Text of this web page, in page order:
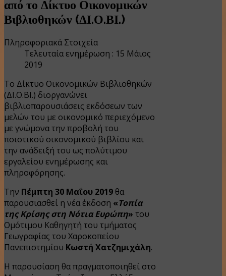
από το Δίκτυο Οικονομικών
Βιβλιοθηκών (ΔΙ.Ο.ΒΙ.)
Πληροφοριακά Στοιχεία
Τελευταία ενημέρωση : 15 Μάιος
2019
Το Δίκτυο Οικονομικών Βιβλιοθηκών
(ΔΙ.Ο.ΒΙ.) διοργανώνει
βιβλιοπαρουσιάσεις εκδόσεων των
μελών του με οικονομικό περιεχόμενο
με γνώμονα την προβολή του
ποιοτικού οικονομικού βιβλίου και
την ανάδειξή του ως πολύτιμου
εργαλείου ενημέρωσης και
πληροφόρησης.
Tην Πέμπτη 30 Μαΐου 2019 θα
παρουσιασθεί η νέα έκδοση «Τοπία
της Κρίσης στη Νότια Ευρώπη» του
Ομότιμου Καθηγητή του τμήματος
Γεωγραφίας του Χαροκοπείου
Πανεπιστημίου Κωστή Χατζημιχάλη.
Η παρουσίαση θα πραγματοποιηθεί στο